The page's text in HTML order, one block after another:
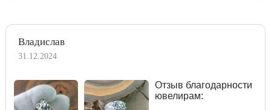
Владислав
31.12.2024
Отзыв благодарности
ювелирам: